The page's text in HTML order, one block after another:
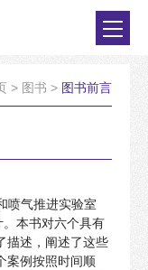
> 图书 > 图书前言
气推进实验室
。本书对六个具有
描述，阐述了这些
案例按照时间顺